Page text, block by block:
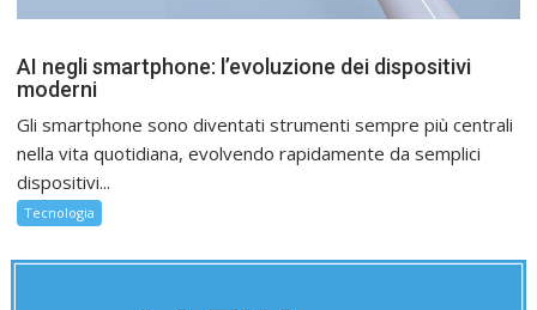
AI negli smartphone: l’evoluzione dei dispositivi
moderni
Gli smartphone sono diventati strumenti sempre più centrali
nella vita quotidiana, evolvendo rapidamente da semplici
dispositivi...
Tecnologia